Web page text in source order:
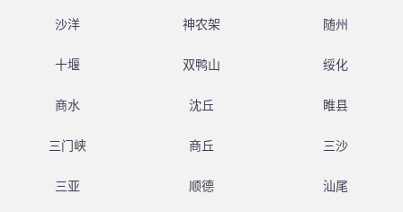
沙洋 神农架 随州
十堰 双鸭山 绥化
商水 沈丘 睢县
三门峡 商丘 三沙
三亚 顺德 汕尾